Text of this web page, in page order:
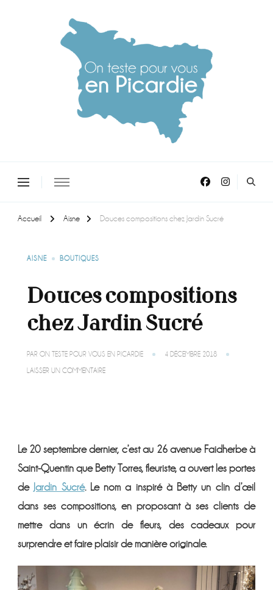
Accueil Aisne Douces compositions chez Jardin Sucré
AISNE BOUTIQUES
Douces compositions
chez Jardin Sucré
PAR ON TESTE POUR VOUS EN PICARDIE 4 DÉCEMBRE 2018
LAISSER UN COMMENTAIRESUR
Le 20 septembre dernier, c’est au 26 avenue Faidherbe à
Saint-Quentin que Betty Torres, fleuriste, a ouvert les portes
de Jardin Sucré. Le nom a inspiré à Betty un clin d’œil
dans ses compositions, en proposant à ses clients de
mettre dans un écrin de fleurs, des cadeaux pour
surprendre et faire plaisir de manière originale.